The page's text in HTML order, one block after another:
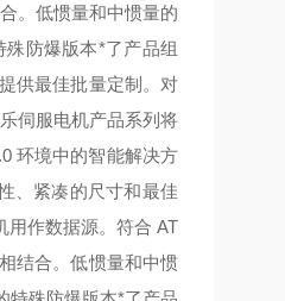
。低惯量和中惯量的
防爆版本*了产品组
供最佳批量定制。对
伺服电机产品系列将
环境中的智能解决方
、紧凑的尺寸和最佳
用作数据源。符合 AT
结合。低惯量和中惯